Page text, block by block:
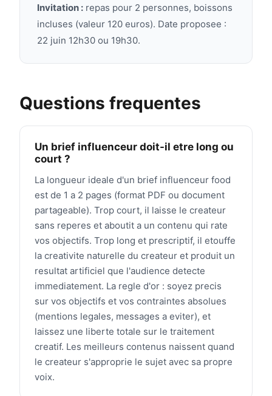
Invitation : repas pour 2 personnes, boissons
incluses (valeur 120 euros). Date proposee :
22 juin 12h30 ou 19h30.
Questions frequentes
Un brief influenceur doit-il etre long ou
court ?
La longueur ideale d'un brief influenceur food
est de 1 a 2 pages (format PDF ou document
partageable). Trop court, il laisse le createur
sans reperes et aboutit a un contenu qui rate
vos objectifs. Trop long et prescriptif, il etouffe
la creativite naturelle du createur et produit un
resultat artificiel que l'audience detecte
immediatement. La regle d'or : soyez precis
sur vos objectifs et vos contraintes absolues
(mentions legales, messages a eviter), et
laissez une liberte totale sur le traitement
creatif. Les meilleurs contenus naissent quand
le createur s'approprie le sujet avec sa propre
voix.